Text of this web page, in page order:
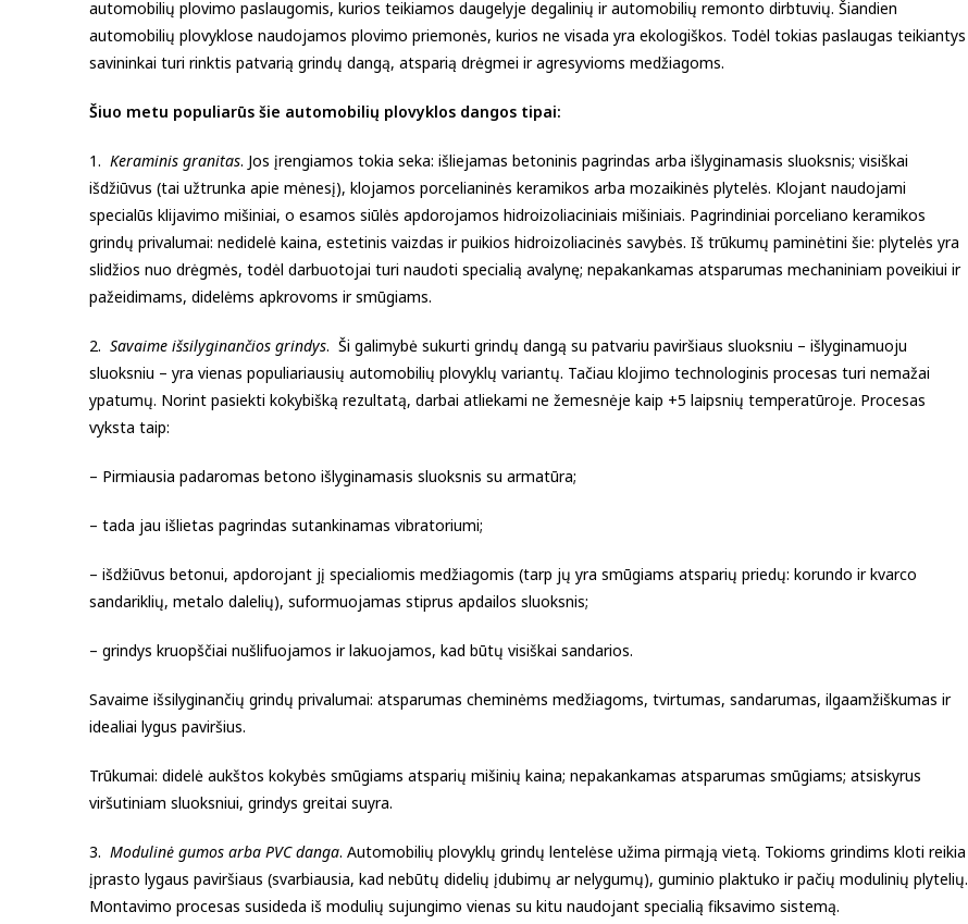
automobilių plovimo paslaugomis, kurios teikiamos daugelyje degalinių ir automobilių remonto dirbtuvių. Šiandien
automobilių plovyklose naudojamos plovimo priemonės, kurios ne visada yra ekologiškos. Todėl tokias paslaugas teikiantys
savininkai turi rinktis patvarią grindų dangą, atsparią drėgmei ir agresyvioms medžiagoms.
Šiuo metu populiarūs šie automobilių plovyklos dangos tipai:
1. Keraminis granitas. Jos įrengiamos tokia seka: išliejamas betoninis pagrindas arba išlyginamasis sluoksnis; visiškai
išdžiūvus (tai užtrunka apie mėnesį), klojamos porcelianinės keramikos arba mozaikinės plytelės. Klojant naudojami
specialūs klijavimo mišiniai, o esamos siūlės apdorojamos hidroizoliaciniais mišiniais. Pagrindiniai porceliano keramikos
grindų privalumai: nedidelė kaina, estetinis vaizdas ir puikios hidroizoliacinės savybės. Iš trūkumų paminėtini šie: plytelės yra
slidžios nuo drėgmės, todėl darbuotojai turi naudoti specialią avalynę; nepakankamas atsparumas mechaniniam poveikiui ir
pažeidimams, didelėms apkrovoms ir smūgiams.
2. Savaime išsilyginančios grindys. Ši galimybė sukurti grindų dangą su patvariu paviršiaus sluoksniu – išlyginamuoju
sluoksniu – yra vienas populiariausių automobilių plovyklų variantų. Tačiau klojimo technologinis procesas turi nemažai
ypatumų. Norint pasiekti kokybišką rezultatą, darbai atliekami ne žemesnėje kaip +5 laipsnių temperatūroje. Procesas
vyksta taip:
– Pirmiausia padaromas betono išlyginamasis sluoksnis su armatūra;
– tada jau išlietas pagrindas sutankinamas vibratoriumi;
– išdžiūvus betonui, apdorojant jį specialiomis medžiagomis (tarp jų yra smūgiams atsparių priedų: korundo ir kvarco
sandariklių, metalo dalelių), suformuojamas stiprus apdailos sluoksnis;
– grindys kruopščiai nušlifuojamos ir lakuojamos, kad būtų visiškai sandarios.
Savaime išsilyginančių grindų privalumai: atsparumas cheminėms medžiagoms, tvirtumas, sandarumas, ilgaamžiškumas ir
idealiai lygus paviršius.
Trūkumai: didelė aukštos kokybės smūgiams atsparių mišinių kaina; nepakankamas atsparumas smūgiams; atsiskyrus
viršutiniam sluoksniui, grindys greitai suyra.
3. Modulinė gumos arba PVC danga. Automobilių plovyklų grindų lentelėse užima pirmąją vietą. Tokioms grindims kloti reikia
įprasto lygaus paviršiaus (svarbiausia, kad nebūtų didelių įdubimų ar nelygumų), guminio plaktuko ir pačių modulinių plytelių.
Montavimo procesas susideda iš modulių sujungimo vienas su kitu naudojant specialią fiksavimo sistemą.